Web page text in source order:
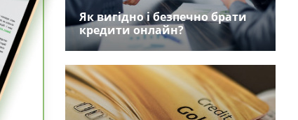
Як вигідно і безпечно брати
кредити онлайн?